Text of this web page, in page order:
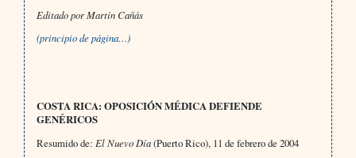
Editado por Martín Cañás
(principio de página…)
COSTA RICA: OPOSICIÓN MÉDICA DEFIENDE
GENÉRICOS
Resumido de: El Nuevo Día(Puerto Rico), 11 de febrero de 2004